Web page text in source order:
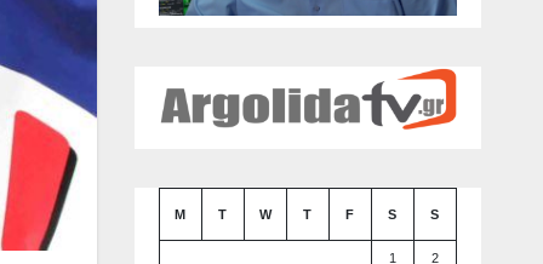
M T W T F S S
1 2